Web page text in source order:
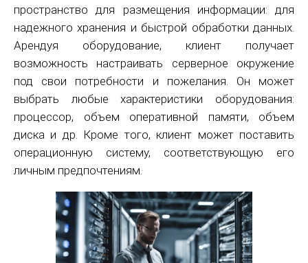
пространство для размещения информации: для
надежного хранения и быстрой обработки данных.
Арендуя оборудование, клиент получает
возможность настраивать серверное окружение
под свои потребности и пожелания. Он может
выбрать любые характеристики оборудования:
процессор, объем оперативной памяти, объем
диска и др. Кроме того, клиент может поставить
операционную систему, соответствующую его
личным предпочтениям.